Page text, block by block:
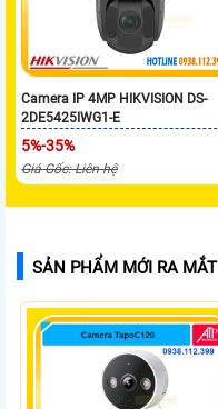
Camera IP 4MP HIKVISION DS-
2DE5425IWG1-E
5%-35%
Giá Gốc: Liên hệ
SẢN PHẨM MỚI RA MẮT